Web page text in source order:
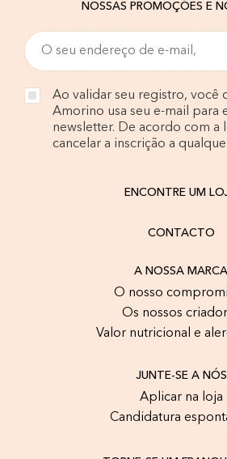
NOSSAS PROMOÇÕES E
Ao validar seu registro, você
Amorino usa seu e-mail para
newsletter. De acordo com a
cancelar a inscrição a
ENCONTRE UM
CONTACTO
A NOSSA MARCA
O nosso
Os nossos
Valor nutricional e
JUNTE-SE A NÓS
Aplicar na loja
Candidatura